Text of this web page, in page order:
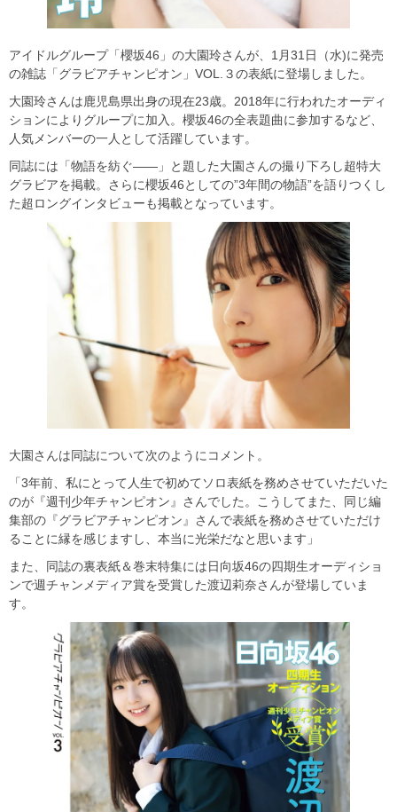
アイドルグループ「櫻坂46」の大園玲さんが、1月31日（水)に発売
の雑誌「グラビアチャンピオン」VOL.３の表紙に登場しました。
大園玲さんは鹿児島県出身の現在23歳。2018年に行われたオーディ
ションによりグループに加入。櫻坂46の全表題曲に参加するなど、
人気メンバーの一人として活躍しています。
同誌には「物語を紡ぐ――」と題した大園さんの撮り下ろし超特大
グラビアを掲載。さらに櫻坂46としての”3年間の物語”を語りつくし
た超ロングインタビューも掲載となっています。
大園さんは同誌について次のようにコメント。
「3年前、私にとって人生で初めてソロ表紙を務めさせていただいた
のが『週刊少年チャンピオン』さんでした。こうしてまた、同じ編
集部の『グラビアチャンピオン』さんで表紙を務めさせていただけ
ることに縁を感じますし、本当に光栄だなと思います」
また、同誌の裏表紙＆巻末特集には日向坂46の四期生オーディショ
ンで週チャンメディア賞を受賞した渡辺莉奈さんが登場していま
す。